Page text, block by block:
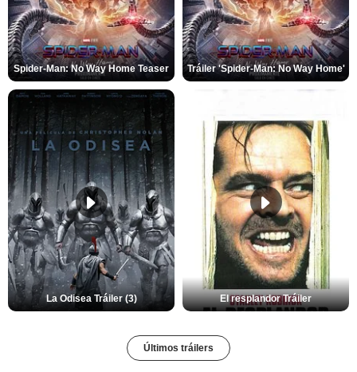
Spider-Man: No Way Home Teaser Tráiler 'Spider-Man: No Way Home'
La Odisea Tráiler (3) El resplandor Tráiler
Últimos tráilers